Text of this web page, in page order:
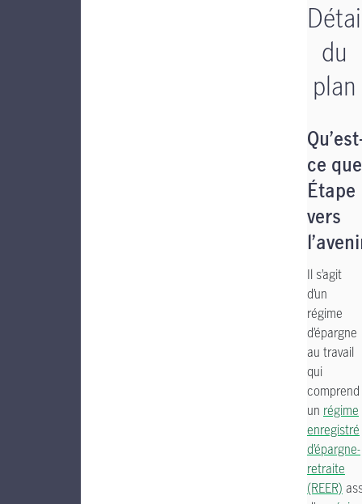
du
plan
ce que
Étape
vers
Il s’agit
d’un
régime
d’épargne
au travail
qui
comprend
un régime
enregistré
d’épargne-
retraite
(REER)